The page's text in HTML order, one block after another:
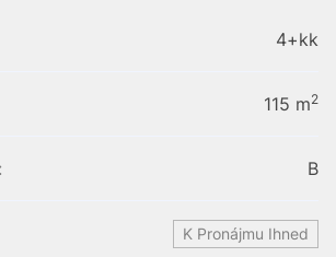
4+kk
115 m2
B
K Pronájmu Ihned